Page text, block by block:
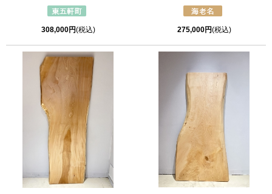
308,000円(税込) 275,000円(税込)